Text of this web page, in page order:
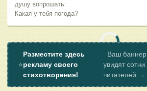
душу вопрошать:
Какая у тебя погода?
⭐
Разместите здесь
рекламу своего
стихотворения!
Ваш баннер
увидят сотни
читателей →